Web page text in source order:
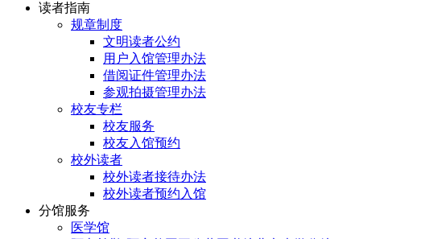
读者指南
规章制度
文明读者公约
用户入馆管理办法
借阅证件管理办法
参观拍摄管理办法
校友专栏
校友服务
校友入馆预约
校外读者
校外读者接待办法
校外读者预约入馆
分馆服务
医学馆